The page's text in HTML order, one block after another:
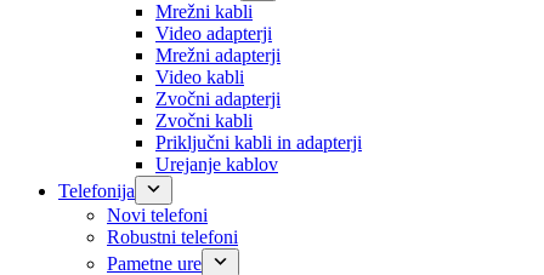
Mrežni kabli
Video adapterji
Mrežni adapterji
Video kabli
Zvočni adapterji
Zvočni kabli
Priključni kabli in adapterji
Urejanje kablov
Telefonija
Novi telefoni
Robustni telefoni
Pametne ure